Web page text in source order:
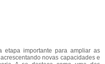
importante para ampliar as
novas capacidades e